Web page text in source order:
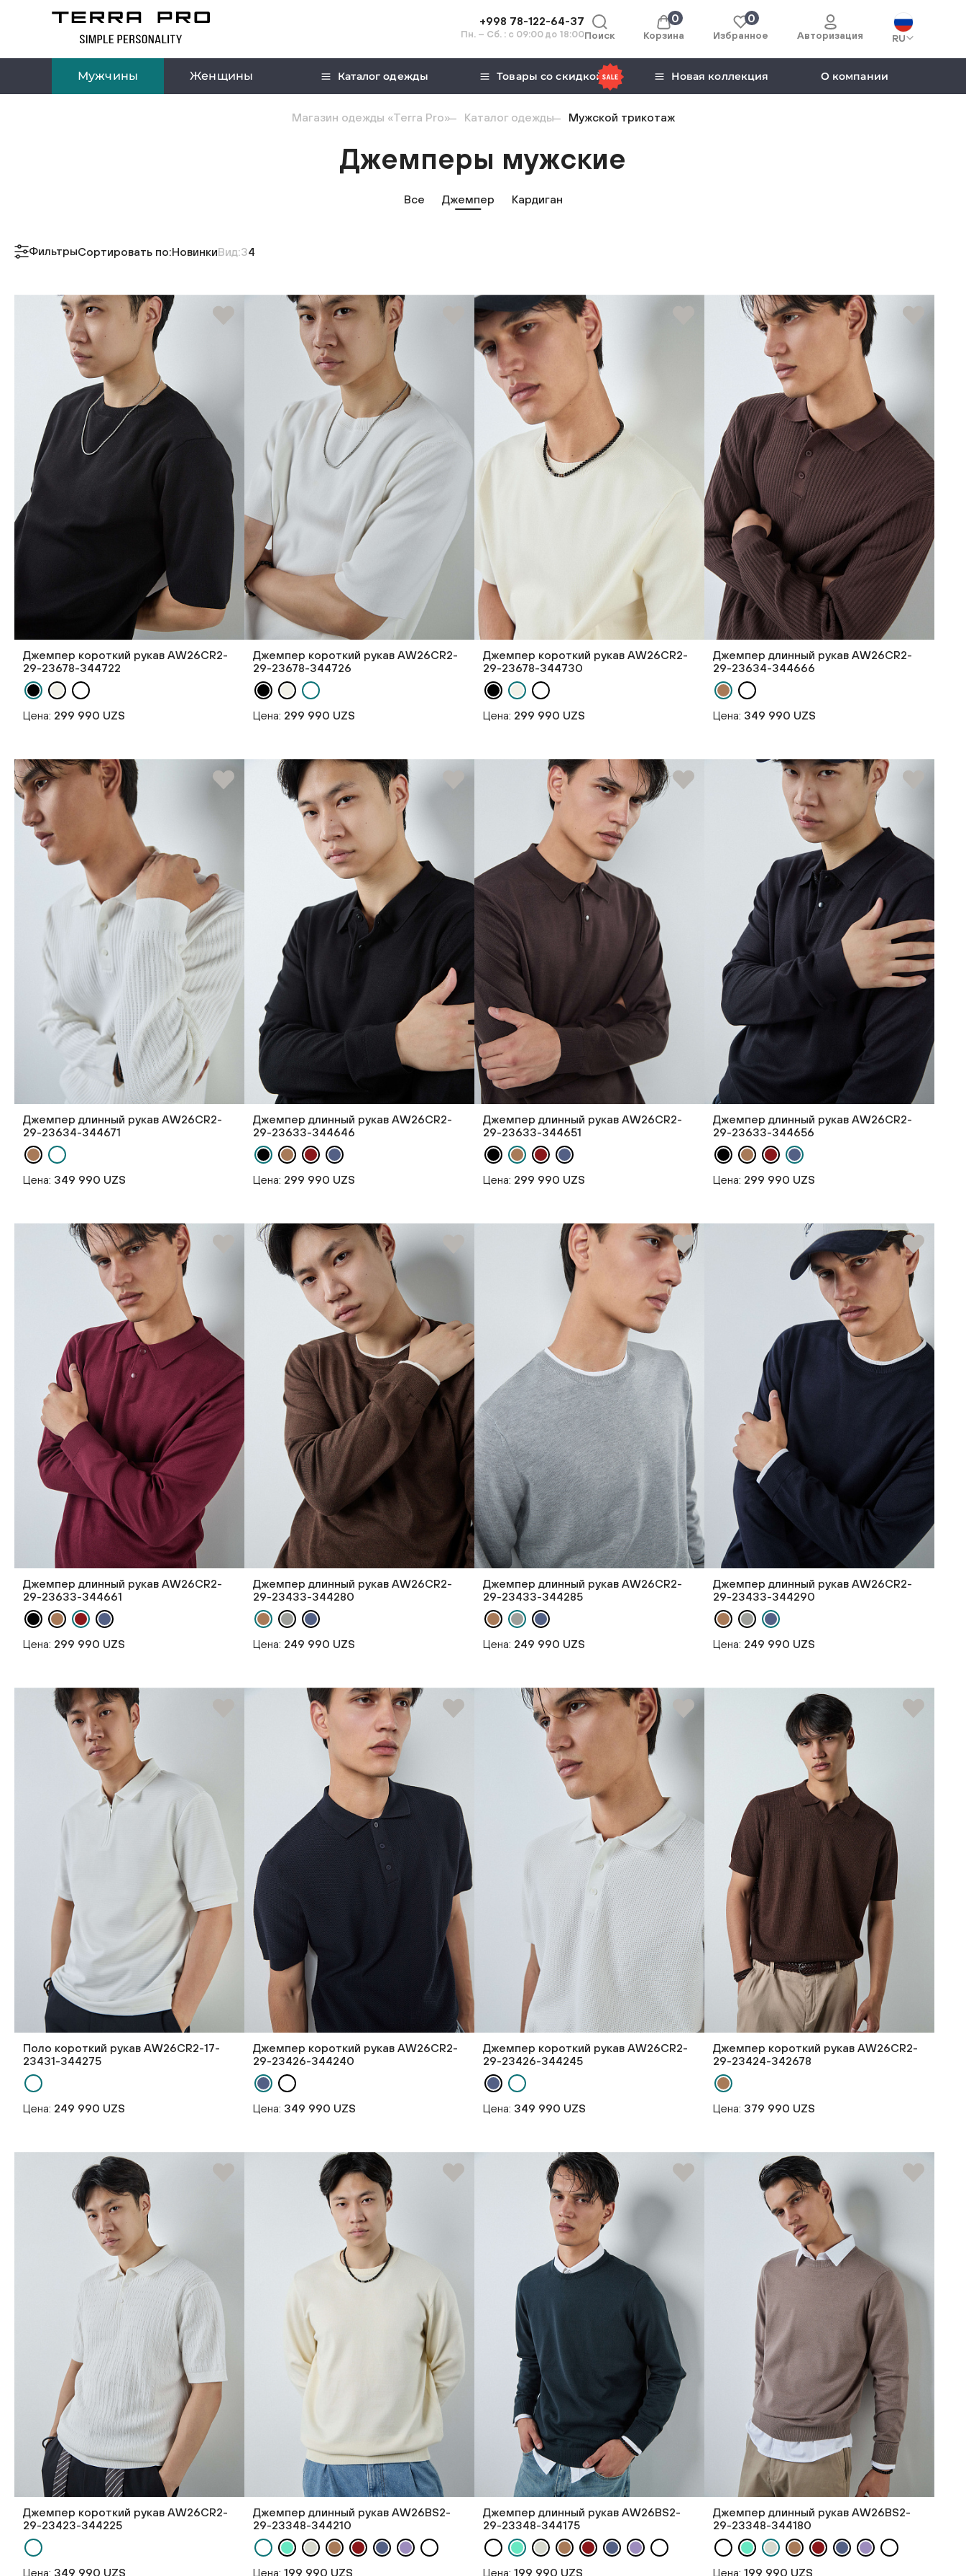
+998 78-122-64-37
Пн. – Сб. : с 09:00 до 18:00Поиск Корзина
0 0
Избранное Авторизация RU
Мужчины Женщины Каталог одежды Товары со скидкой Новая коллекция О компании
Магазин одежды «Terra Pro» Каталог одежды Мужской трикотаж
Джемперы мужские
Все Джемпер Кардиган
ФильтрыСортировать по:НовинкиВид:34
Джемпер короткий рукав AW26CR2-
29-23678-344722
Цена: 299 990 UZS
Джемпер короткий рукав AW26CR2-
29-23678-344726
Цена: 299 990 UZS
Джемпер короткий рукав AW26CR2-
29-23678-344730
Цена: 299 990 UZS
Джемпер длинный рукав AW26CR2-
29-23634-344666
Цена: 349 990 UZS
Джемпер длинный рукав AW26CR2-
29-23634-344671
Цена: 349 990 UZS
Джемпер длинный рукав AW26CR2-
29-23633-344646
Цена: 299 990 UZS
Джемпер длинный рукав AW26CR2-
29-23633-344651
Цена: 299 990 UZS
Джемпер длинный рукав AW26CR2-
29-23633-344656
Цена: 299 990 UZS
Джемпер длинный рукав AW26CR2-
29-23633-344661
Цена: 299 990 UZS
Джемпер длинный рукав AW26CR2-
29-23433-344280
Цена: 249 990 UZS
Джемпер длинный рукав AW26CR2-
29-23433-344285
Цена: 249 990 UZS
Джемпер длинный рукав AW26CR2-
29-23433-344290
Цена: 249 990 UZS
Поло короткий рукав AW26CR2-17-
23431-344275
Цена: 249 990 UZS
Джемпер короткий рукав AW26CR2-
29-23426-344240
Цена: 349 990 UZS
Джемпер короткий рукав AW26CR2-
29-23426-344245
Цена: 349 990 UZS
Джемпер короткий рукав AW26CR2-
29-23424-342678
Цена: 379 990 UZS
Джемпер короткий рукав AW26CR2-
29-23423-344225
Цена: 349 990 UZS
Джемпер длинный рукав AW26BS2-
29-23348-344210
Цена: 199 990 UZS
Джемпер длинный рукав AW26BS2-
29-23348-344175
Цена: 199 990 UZS
Джемпер длинный рукав AW26BS2-
29-23348-344180
Цена: 199 990 UZS